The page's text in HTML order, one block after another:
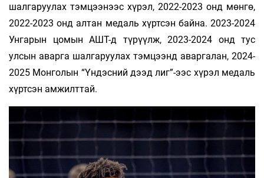
шалгаруулах тэмцээнээс хүрэл, 2022-2023 онд мөнгө,
2022-2023 онд алтан медаль хүртсэн байна. 2023-2024
Унгарын цомын АШТ-д түрүүлж, 2023-2024 онд тус
улсын аварга шалгаруулах тэмцээнд аваргалан, 2024-
2025 Монголын “Үндэсний дээд лиг”-ээс хүрэл медаль
хүртсэн амжилттай.